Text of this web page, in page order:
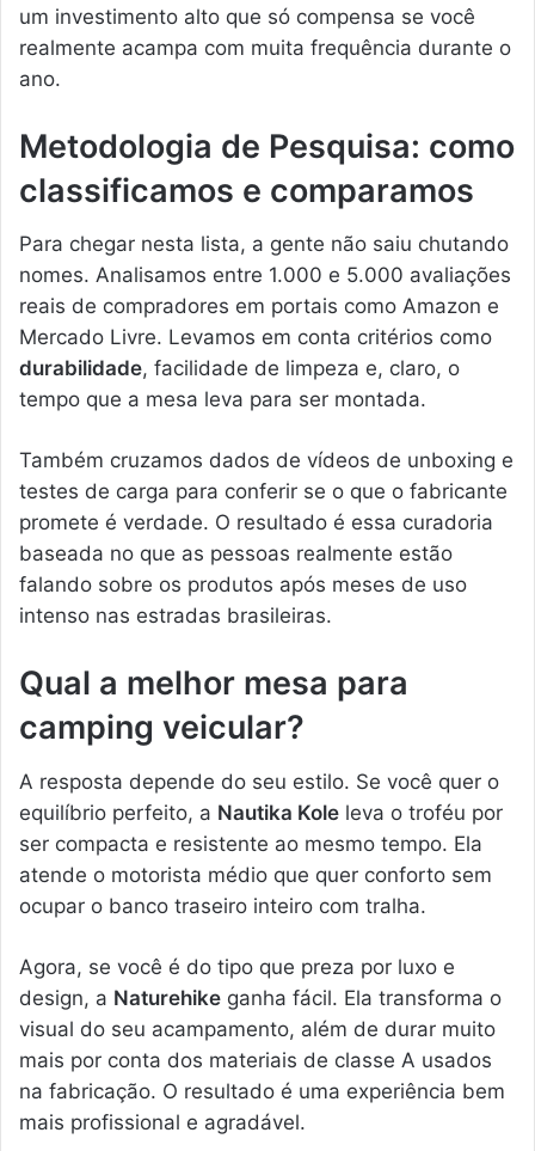
um investimento alto que só compensa se você
realmente acampa com muita frequência durante o
ano.
Metodologia de Pesquisa: como
classificamos e comparamos
Para chegar nesta lista, a gente não saiu chutando
nomes. Analisamos entre 1.000 e 5.000 avaliações
reais de compradores em portais como Amazon e
Mercado Livre. Levamos em conta critérios como
durabilidade, facilidade de limpeza e, claro, o
tempo que a mesa leva para ser montada.
Também cruzamos dados de vídeos de unboxing e
testes de carga para conferir se o que o fabricante
promete é verdade. O resultado é essa curadoria
baseada no que as pessoas realmente estão
falando sobre os produtos após meses de uso
intenso nas estradas brasileiras.
Qual a melhor mesa para
camping veicular?
A resposta depende do seu estilo. Se você quer o
equilíbrio perfeito, a Nautika Kole leva o troféu por
ser compacta e resistente ao mesmo tempo. Ela
atende o motorista médio que quer conforto sem
ocupar o banco traseiro inteiro com tralha.
Agora, se você é do tipo que preza por luxo e
design, a Naturehike ganha fácil. Ela transforma o
visual do seu acampamento, além de durar muito
mais por conta dos materiais de classe A usados
na fabricação. O resultado é uma experiência bem
mais profissional e agradável.